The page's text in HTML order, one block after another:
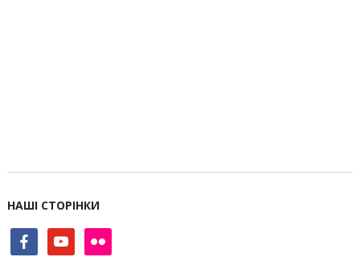
НАШІ СТОРІНКИ
facebookyoutube flickr